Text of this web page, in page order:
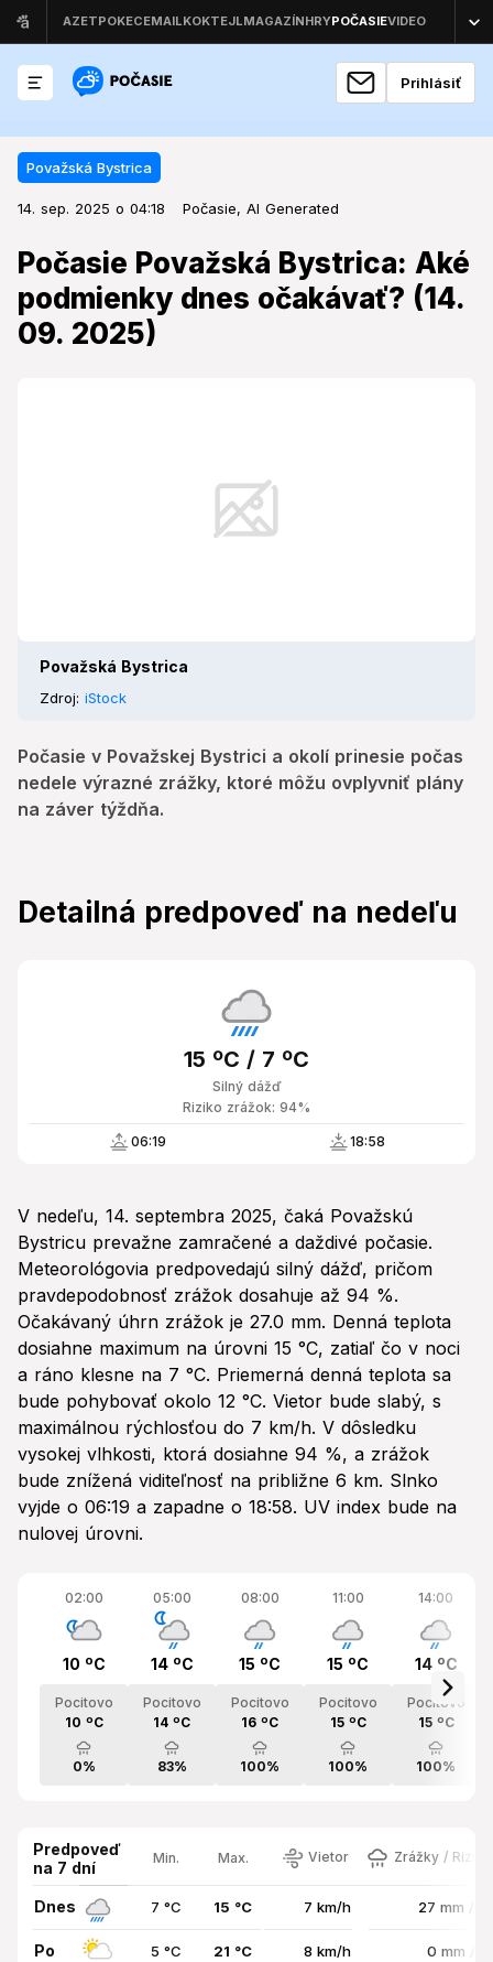
Prihlásiť
Považská Bystrica
14. sep. 2025 o 04:18 Počasie, AI Generated
Počasie Považská Bystrica: Aké
podmienky dnes očakávať? (14.
09. 2025)
Považská Bystrica
Zdroj: iStock
Počasie v Považskej Bystrici a okolí prinesie počas
nedele výrazné zrážky, ktoré môžu ovplyvniť plány
na záver týždňa.
Považská Bystrica
Počasie Považská Bystrica: Aké
podmienky dnes očakávať? (14.
09. 2025)
Počasie v Považskej Bystrici a okolí prinesie počas
Detailná predpoveď na nedeľu
Silný dážď
15 ºC / 7 ºC
Riziko zrážok: 94%
06:19 18:58
V nedeľu, 14. septembra 2025, čaká Považskú
Bystricu prevažne zamračené a daždivé počasie.
Meteorológovia predpovedajú silný dážď, pričom
pravdepodobnosť zrážok dosahuje až 94 %.
Očakávaný úhrn zrážok je 27.0 mm. Denná teplota
dosiahne maximum na úrovni 15 °C, zatiaľ čo v noci
a ráno klesne na 7 °C. Priemerná denná teplota sa
bude pohybovať okolo 12 °C. Vietor bude slabý, s
maximálnou rýchlosťou do 7 km/h. V dôsledku
vysokej vlhkosti, ktorá dosiahne 94 %, a zrážok
bude znížená viditeľnosť na približne 6 km. Slnko
vyjde o 06:19 a zapadne o 18:58. UV index bude na
nulovej úrovni.
02:00
10 ºC
Pocitovo
10 ºC
0%
05:00
14 ºC
Pocitovo
14 ºC
83%
08:00
15 ºC
Pocitovo
16 ºC
100%
11:00
15 ºC
Pocitovo
15 ºC
100%
14:00
14 ºC
Pocitovo
15 ºC
100%
Predpoveď
na 7 dní
Min. Max. Vietor Zrážky /
Dnes 7 °C 15 °C 7 km/h 27 mm /
Po 5 °C 21 °C 8 km/h 0 mm /